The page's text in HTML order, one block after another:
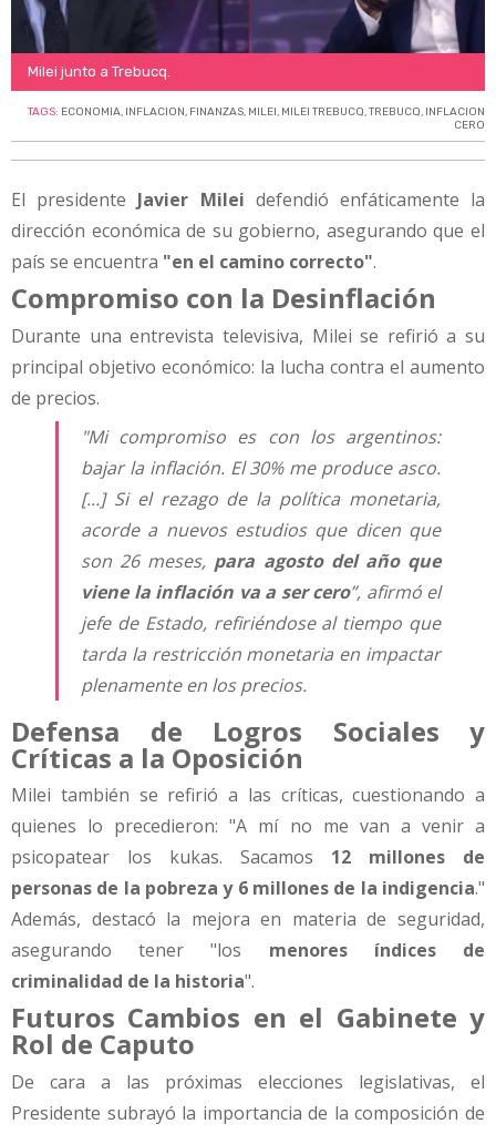
Milei junto a Trebucq.
TAGS: ECONOMIA, INFLACION, FINANZAS, MILEI , MILEI TREBUCQ,TREBUCQ, INFLACION
CERO
El presidente Javier Milei defendió enfáticamente la
dirección económica de su gobierno, asegurando que el
país se encuentra "en el camino correcto".
Compromiso con la Desinflación
Durante una entrevista televisiva, Milei se refirió a su
principal objetivo económico: la lucha contra el aumento
de precios.
"Mi compromiso es con los argentinos:
bajar la inflación. El 30% me produce asco.
[...] Si el rezago de la política monetaria,
acorde a nuevos estudios que dicen que
son 26 meses, para agosto del año que
viene la inflación va a ser cero”, afirmó el
jefe de Estado, refiriéndose al tiempo que
tarda la restricción monetaria en impactar
plenamente en los precios.
Defensa de Logros Sociales y
Críticas a la Oposición
Milei también se refirió a las críticas, cuestionando a
quienes lo precedieron: "A mí no me van a venir a
psicopatear los kukas. Sacamos 12 millones de
personas de la pobreza y 6 millones de la indigencia."
Además, destacó la mejora en materia de seguridad,
asegurando tener "los menores índices de
criminalidad de la historia".
Futuros Cambios en el Gabinete y
Rol de Caputo
De cara a las próximas elecciones legislativas, el
Presidente subrayó la importancia de la composición de